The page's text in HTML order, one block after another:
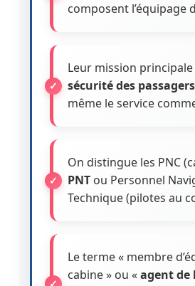
composent l’équipage
Leur mission
sécurité des passagers
même le service
On distingue les PNC
PNTou Personnel
Technique (pilotes au
Le terme « membre
cabine » ou «agent de